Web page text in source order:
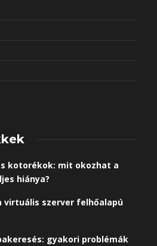
kotorékok: mit okozhat a
hiánya?
virtuális szerver felhőalapú
gyakori problémák